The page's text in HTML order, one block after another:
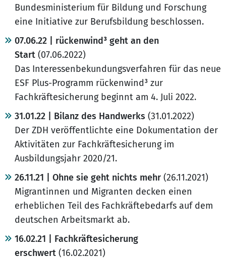
Bundesministerium für Bildung und Forschung
eine Initiative zur Berufsbildung beschlossen.
07.06.22 | rückenwind³ geht an den
Start (07.06.2022)
Das Interessenbekundungsverfahren für das neue
ESF Plus-Programm rückenwind³ zur
Fachkräftesicherung beginnt am 4. Juli 2022.
31.01.22 | Bilanz des Handwerks (31.01.2022)
Der ZDH veröffentlichte eine Dokumentation der
Aktivitäten zur Fachkräftesicherung im
Ausbildungsjahr 2020/21.
26.11.21 | Ohne sie geht nichts mehr (26.11.2021)
Migrantinnen und Migranten decken einen
erheblichen Teil des Fachkräftebedarfs auf dem
deutschen Arbeitsmarkt ab.
16.02.21 | Fachkräftesicherung
erschwert (16.02.2021)